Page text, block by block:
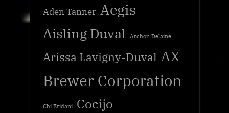
Aden Tanner Aegis
Aisling Duval Archon Delaine
Arissa Lavigny-Duval AX
Brewer Corporation
Chi Eridani Cocijo